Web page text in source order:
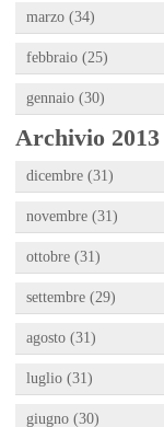
marzo (34)
febbraio (25)
gennaio (30)
Archivio 2013
dicembre (31)
novembre (31)
ottobre (31)
settembre (29)
agosto (31)
luglio (31)
giugno (30)